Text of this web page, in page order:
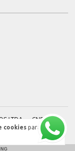
cookies para
LTDA — CNPJ:
reservados.